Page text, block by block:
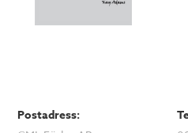
Postadress: